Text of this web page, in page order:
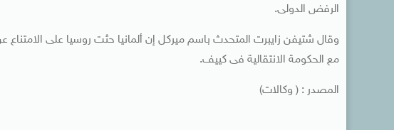
الرفض الدولى.
وقال شتيفن زايبرت المتحدث باسم ميركل إن ألمانيا حثت روسيا على
مع الحكومة الانتقالية فى كييف.
المصدر : ( وكالات)